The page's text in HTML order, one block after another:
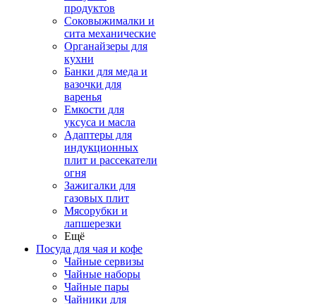
продуктов
Соковыжималки и
сита механические
Органайзеры для
кухни
Банки для меда и
вазочки для
варенья
Емкости для
уксуса и масла
Адаптеры для
индукционных
плит и рассекатели
огня
Зажигалки для
газовых плит
Мясорубки и
лапшерезки
Ещё
Посуда для чая и кофе
Чайные сервизы
Чайные наборы
Чайные пары
Чайники для